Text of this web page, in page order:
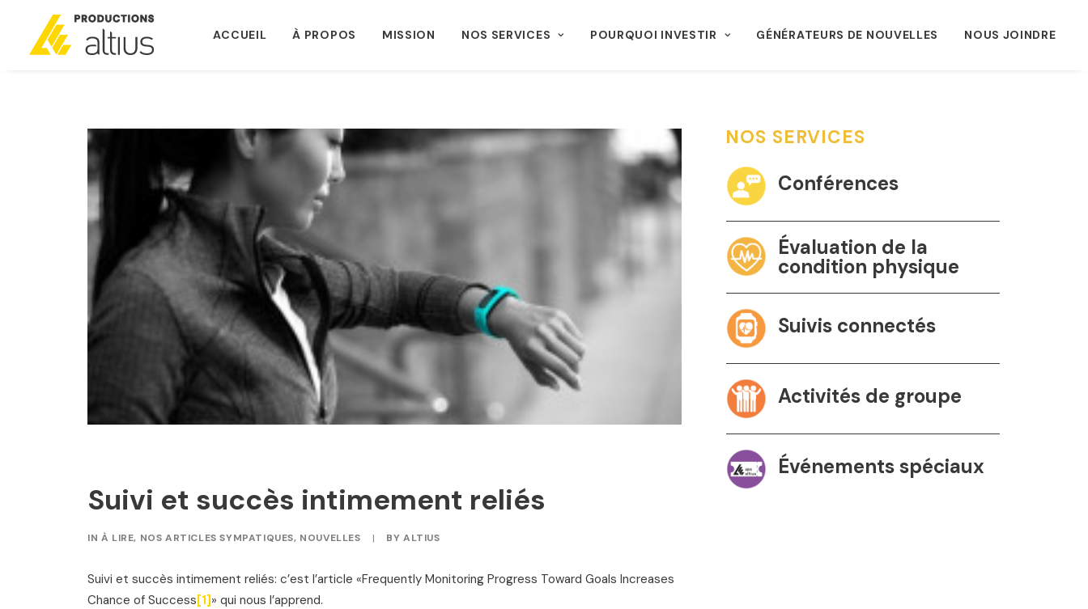
ACCUEIL À PROPOS MISSION NOS SERVICES POURQUOI INVESTIR GÉNÉRATEURS DE NOUVELLES NOUS JOINDRE
Suivi et succès intimement reliés
IN À LIRE, NOS ARTICLES SYMPATIQUES, NOUVELLES | BYALTIUS
Suivi et succès intimement reliés: c’est l’article «Frequently Monitoring Progress Toward Goals Increases
Chance of Success [1] » qui nous l’apprend.
NOS SERVICES
Conférences
Évaluation de la
condition physique
Suivis connectés
Activités de groupe
Événements spéciaux